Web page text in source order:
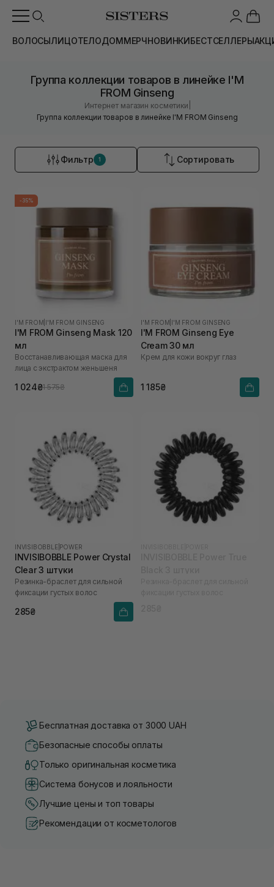
ВОЛОСЫЛИЦОТЕЛОДОММЕРЧНОВИНКИБЕСТСЕЛЛЕРЫ
Группа коллекции товаров в линейке I'M
FROM Ginseng
Интернет магазин косметики
Группа коллекции товаров в линейке I'M FROM Ginseng
Фильтр 1 Сортировать
-35%
I'M FROM I'M FROM GINSENG
I'M FROM Ginseng Mask 120
мл
Восстанавливающая маска для
лица с экстрактом женьшеня
1 024₴1 575₴
I'M FROM I'M FROM GINSENG
I'M FROM Ginseng Eye
Cream 30 мл
Крем для кожи вокруг глаз
1 185₴
INVISIBOBBLE POWER
INVISIBOBBLE Power Crystal
Clear 3 штуки
Резинка-браслет для сильной
фиксации густых волос
285₴
Бесплатная доставка от 3000 UAH
Безопасные способы оплаты
Только оригинальная косметика
Система бонусов и лояльности
Лучшие цены и топ товары
Рекомендации от косметологов